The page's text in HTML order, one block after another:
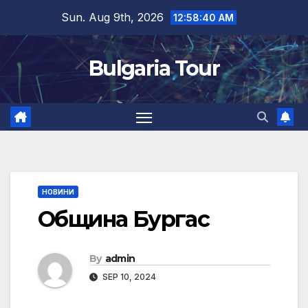
content
Sun. Aug 9th, 2026 12:58:41 AM
Bulgaria Tour
НОВИНИ
Община Бургас
By admin
SEP 10, 2024